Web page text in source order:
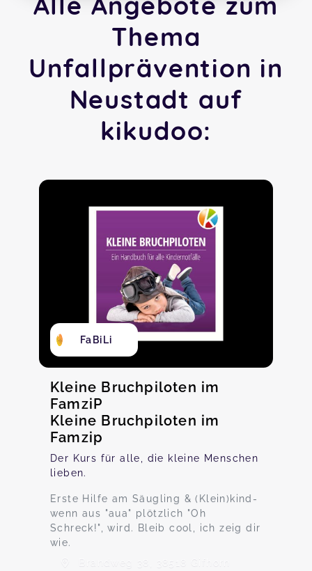
Thema
Unfallprävention in
Neustadt auf
kikudoo:
FaBiLi
Kleine Bruchpiloten im
FamziP
Kleine Bruchpiloten im
Famzip
Der Kurs für alle, die kleine Menschen
lieben.
Erste Hilfe am Säugling & (Klein)kind-
wenn aus "aua" plötzlich "Oh
Schreck!", wird. Bleib cool, ich zeig dir
wie.
Brandweg 38, 38518 Gifhorn